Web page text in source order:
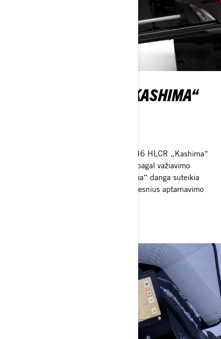
KYB PRO 46 HLCR „KASHIMA“
Dideli, plačiai reguliuojami KYB PRO 46 HLCR „Kashima“
amortizatoriai leidžia pritaikyti pakabą pagal važiavimo
sąlygas ir vairuotojo poreikius. „Kashima“ danga suteikia
amortizatoriams greitesnę reakciją ir ilgesnius aptarnavimo